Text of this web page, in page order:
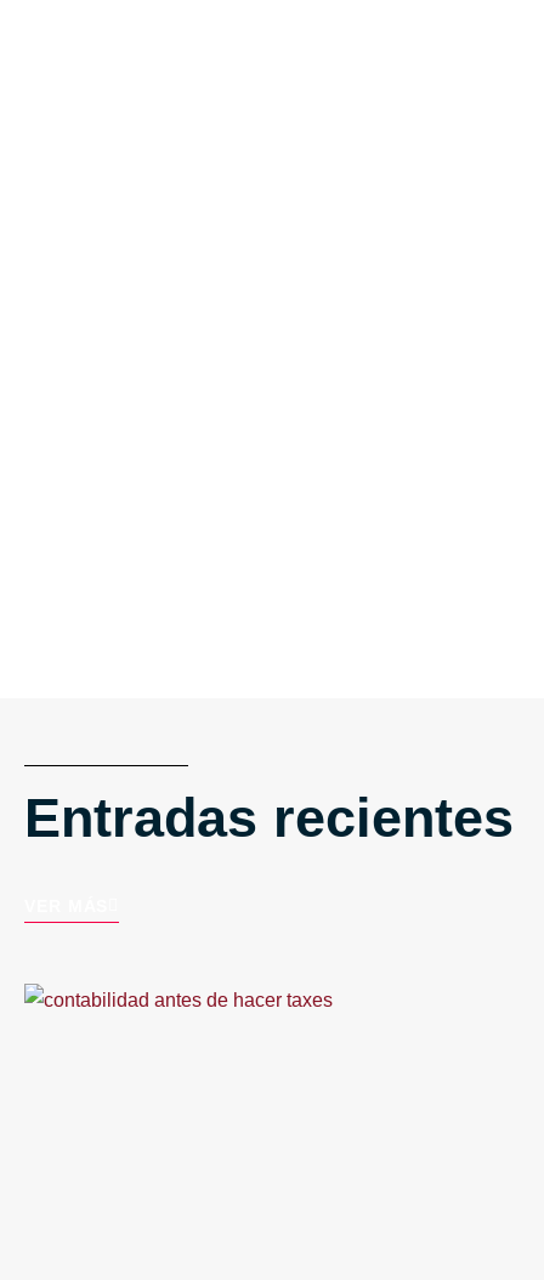
Entradas recientes